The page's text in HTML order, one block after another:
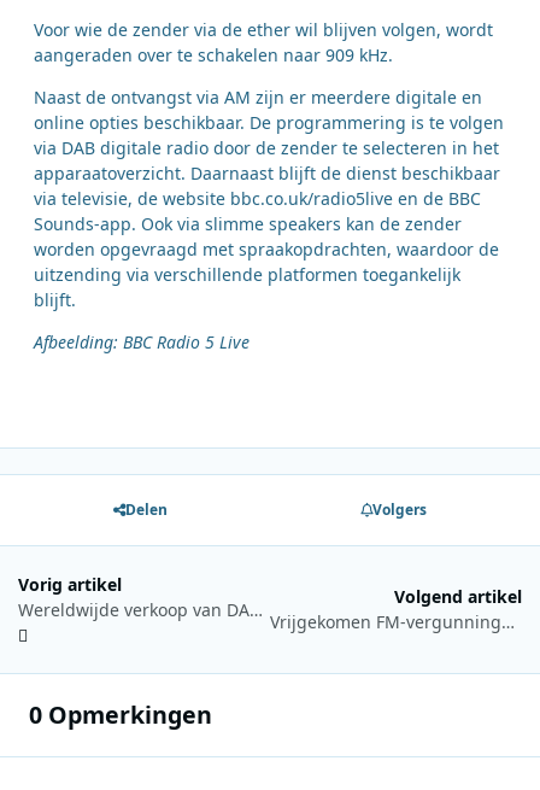
Voor wie de zender via de ether wil blijven volgen, wordt
aangeraden over te schakelen naar 909 kHz.
Naast de ontvangst via AM zijn er meerdere digitale en
online opties beschikbaar. De programmering is te volgen
via DAB digitale radio door de zender te selecteren in het
apparaatoverzicht. Daarnaast blijft de dienst beschikbaar
via televisie, de website bbc.co.uk/radio5live en de BBC
Sounds-app. Ook via slimme speakers kan de zender
worden opgevraagd met spraakopdrachten, waardoor de
uitzending via verschillende platformen toegankelijk
blijft.
Afbeelding: BBC Radio 5 Live
Delen Volgers
Vorig artikel
Wereldwijde verkoop van DAB+-ontvangers passeert 166 miljoen
Volgend artikel
Vrijgekomen FM-vergunningen bieden kansen voor Noorse lokale omroepen
0 Opmerkingen